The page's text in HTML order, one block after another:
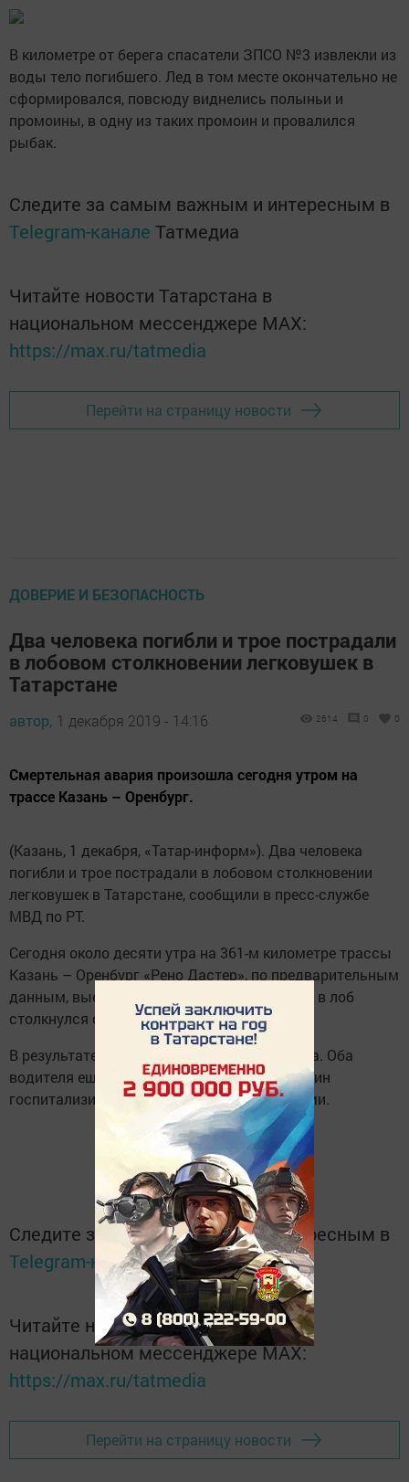
В километре от берега спасатели ЗПСО №3 извлекли из
воды тело погибшего. Лед в том месте окончательно не
сформировался, повсюду виднелись полыньи и
промоины, в одну из таких промоин и провалился
рыбак.
Следите за самым важным и интересным в
Telegram-канале Татмедиа
Читайте новости Татарстана в
национальном мессенджере MАХ:
https://max.ru/tatmedia
Перейти на страницу новости
ДОВЕРИЕ И БЕЗОПАСНОСТЬ
Два человека погибли и трое пострадали
в лобовом столкновении легковушек в
Татарстане
автор, 1 декабря 2019 - 14:16 2614 0 0
Смертельная авария произошла сегодня утром на
трассе Казань – Оренбург.
(Казань, 1 декабря, «Татар-информ»). Два человека
погибли и трое пострадали в лобовом столкновении
легковушек в Татарстане, сообщили в пресс-службе
МВД по РТ.
Сегодня около десяти утра на 361-м километре трассы
Казань – Оренбург «Рено Дастер», по предварительным
данным, выехал на встречную полосу и лоб в лоб
столкнулся с «Ладой Калиной».
В результате аварии погибли два пассажира. Оба
водителя еще один пассажир одной из машин
госпитализированы с различными травмами.
Следите за самым важным и интересным в
Telegram-каналеТатмедиа
Читайте новости Татарстана в
национальном мессенджере MАХ:
https://max.ru/tatmedia
Перейти на страницу новости